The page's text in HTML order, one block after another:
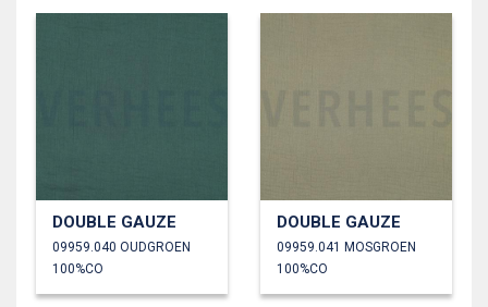
DOUBLE GAUZE
09959.040 OUDGROEN
100%CO
DOUBLE GAUZE
09959.041 MOSGROEN
100%CO